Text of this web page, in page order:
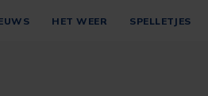
HET WEER SPELLETJES